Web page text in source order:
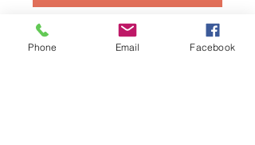
Compra ara
Phone Email Facebook